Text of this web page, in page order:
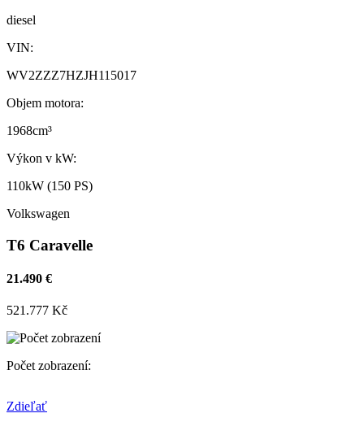
diesel
VIN:
WV2ZZZ7HZJH115017
Objem motora:
1968cm³
Výkon v kW:
110kW (150 PS)
Volkswagen
T6 Caravelle
21.490 €
521.777 Kč
Počet zobrazení:
Zdieľať